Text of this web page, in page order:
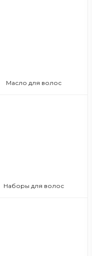
Масло для волос
Наборы для волос